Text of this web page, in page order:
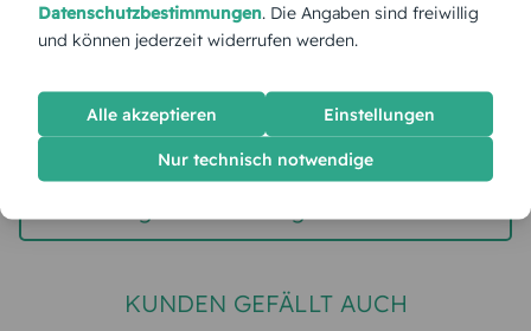
Unsere Techniker wurden informiert. Versuchen Sie es
später erneut.
Datenschutzbestimmungen. Die Angaben sind freiwillig
und können jederzeit widerrufen werden.
Alle akzeptieren Einstellungen
Nur technisch notwendige